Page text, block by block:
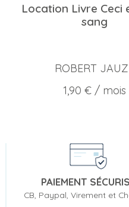
Location Livre Ceci
sang
ROBERT
Prix
1,90 €/ mois
PAIEMENT
CB, Paypal, Virement et